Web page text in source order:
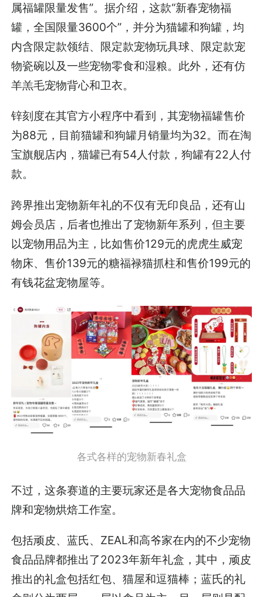
属福罐限量发售”。据介绍，这款“新春宠物福
罐，全国限量3600个”，并分为猫罐和狗罐，均
内含限定款领结、限定款宠物玩具球、限定款宠
物瓷碗以及一些宠物零食和湿粮。此外，还有仿
羊羔毛宠物背心和卫衣。
锌刻度在其官方小程序中看到，其宠物福罐售价
为88元，目前猫罐和狗罐月销量均为32。而在淘
宝旗舰店内，猫罐已有54人付款，狗罐有22人付
款。
跨界推出宠物新年礼的不仅有无印良品，还有山
姆会员店，后者也推出了宠物新年系列，但主要
以宠物用品为主，比如售价129元的虎虎生威宠
物床、售价139元的糖福禄猫抓柱和售价199元的
有钱花盆宠物屋等。
各式各样的宠物新春礼盒
不过，这条赛道的主要玩家还是各大宠物食品品
牌和宠物烘焙工作室。
包括顽皮、蓝氏、ZEAL和高爷家在内的不少宠物
食品品牌都推出了2023年新年礼盒，其中，顽皮
推出的礼盒包括红包、猫屋和逗猫棒；蓝氏的礼